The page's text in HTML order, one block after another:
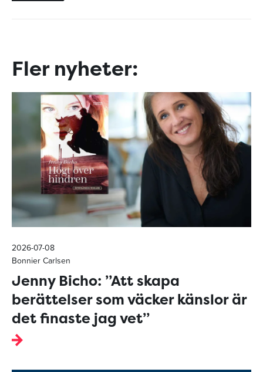
Fler nyheter:
2026-07-08
Bonnier Carlsen
Jenny Bicho: ”Att skapa
berättelser som väcker känslor är
det finaste jag vet”